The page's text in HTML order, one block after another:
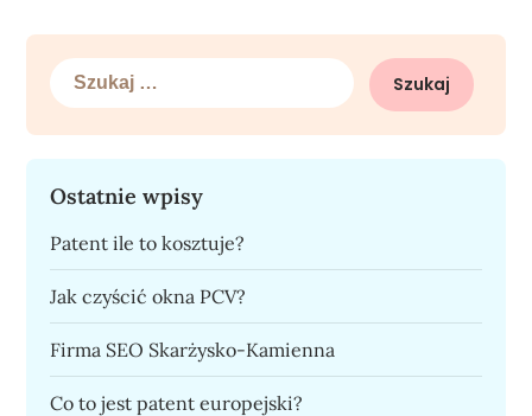
Szukaj:
Ostatnie wpisy
Patent ile to kosztuje?
Jak czyścić okna PCV?
Firma SEO Skarżysko-Kamienna
Co to jest patent europejski?